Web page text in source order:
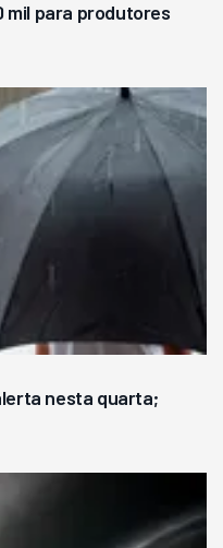
mil para produtores
nesta quarta;